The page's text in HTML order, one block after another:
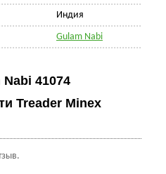
Индия
Gulam Nabi
Nabi 41074
Treader Minex